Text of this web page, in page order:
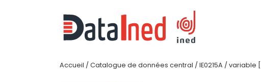
Accueil / Catalogue de données central / IE0215A / variable